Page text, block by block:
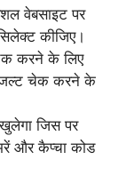
वेबसाइट पर
कीजिए।
करने के लिए
चेक करने के
जिस पर
और कैप्चा कोड